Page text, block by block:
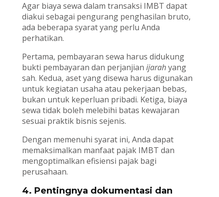
Agar biaya sewa dalam transaksi IMBT dapat
diakui sebagai pengurang penghasilan bruto,
ada beberapa syarat yang perlu Anda
perhatikan.
Pertama, pembayaran sewa harus didukung
bukti pembayaran dan perjanjian ijarahyang
sah. Kedua, aset yang disewa harus digunakan
untuk kegiatan usaha atau pekerjaan bebas,
bukan untuk keperluan pribadi. Ketiga, biaya
sewa tidak boleh melebihi batas kewajaran
sesuai praktik bisnis sejenis.
Dengan memenuhi syarat ini, Anda dapat
memaksimalkan manfaat pajak IMBT dan
mengoptimalkan efisiensi pajak bagi
perusahaan.
4. Pentingnya dokumentasi dan